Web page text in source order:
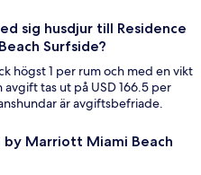
sig husdjur till Residence
Surfside?
högst 1 per rum och med en vikt
tas ut på USD 166.5 per
är avgiftsbefriade.
by Marriott Miami Beach